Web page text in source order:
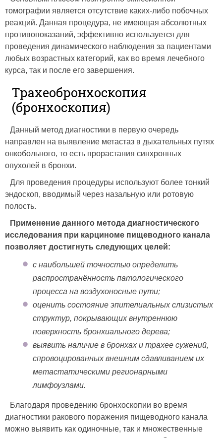
томографии является отсутствие каких-либо побочных
реакций. Данная процедура, не имеющая абсолютных
противопоказаний, эффективно используется для
проведения динамического наблюдения за пациентами
любых возрастных категорий, как во время лечебного
курса, так и после его завершения.
Трахеобронхоскопия
(бронхоскопия)
Данный метод диагностики в первую очередь
направлен на выявление метастаз в дыхательных путях
онкобольного, то есть прорастания синхронных
опухолей в бронхи.
Для проведения процедуры используют более тонкий
эндоскоп, вводимый через назальную или ротовую
полость.
Применение данного метода диагностического
исследования при карциноме пищеводного канала
позволяет достигнуть следующих целей:
с наибольшей точностью определить
распространённость патологического
процесса на воздухоносные пути;
оценить состояние эпителиальных слизистых
структур, покрывающих внутреннюю
поверхность бронхиального дерева;
выявить наличие в бронхах и трахее сужений,
спровоцированных внешним сдавливанием их
метастатическими регионарными
лимфоузлами.
Благодаря проведению бронхоскопии во время
диагностики ракового поражения пищеводного канала
можно выявить как одиночные, так и множественные